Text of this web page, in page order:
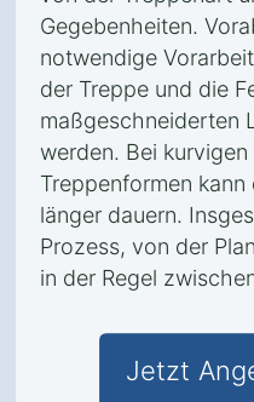
Gegebenheiten.
notwendige
der Treppe und die
maßgeschneiderten
werden. Bei
Treppenformen
länger dauern.
Prozess, von der
in der Regel
Jetzt